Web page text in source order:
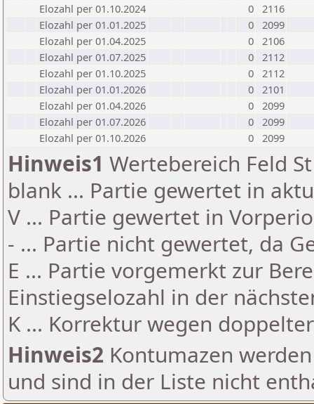
Elozahl per 01.10.2024
0 2116
Elozahl per 01.01.2025
0 2099
Elozahl per 01.04.2025
0 2106
Elozahl per 01.07.2025
0 2112
Elozahl per 01.10.2025
0 2112
Elozahl per 01.01.2026
0 2101
Elozahl per 01.04.2026
0 2099
Elozahl per 01.07.2026
0 2099
Elozahl per 01.10.2026
0 2099
Hinweis1 Wertebereich Feld
blank ... Partie gewertet in
V ... Partie gewertet in
- ... Partie nicht gewertet, da
E ... Partie vorgemerkt zur
Einstiegselozahl in der
K ... Korrektur wegen
Hinweis2 Kontumazen
und sind in der Liste nicht